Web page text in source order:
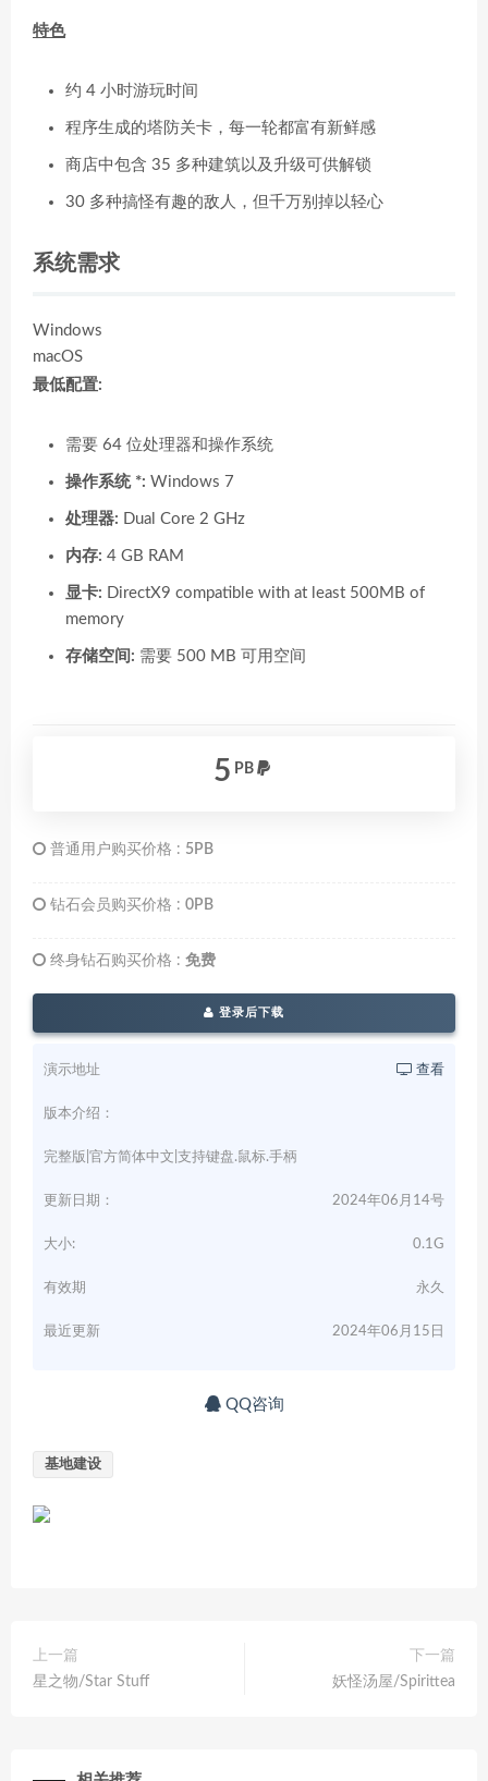
特色
约 4 小时游玩时间
程序生成的塔防关卡，每一轮都富有新鲜感
商店中包含 35 多种建筑以及升级可供解锁
30 多种搞怪有趣的敌人，但千万别掉以轻心
系统需求
Windows
macOS
最低配置:
需要 64 位处理器和操作系统
操作系统 *: Windows 7
处理器: Dual Core 2 GHz
内存: 4 GB RAM
显卡: DirectX9 compatible with at least 500MB of
memory
存储空间: 需要 500 MB 可用空间
5 PB
普通用户购买价格 : 5PB
钻石会员购买价格 : 0PB
终身钻石购买价格 : 免费
登录后下载
演示地址 查看
版本介绍：
完整版|官方简体中文|支持键盘.鼠标.手柄
更新日期： 2024年06月14号
大小: 0.1G
有效期 永久
最近更新 2024年06月15日
QQ咨询
基地建设
上一篇
星之物/Star Stuff
下一篇
妖怪汤屋/Spirittea